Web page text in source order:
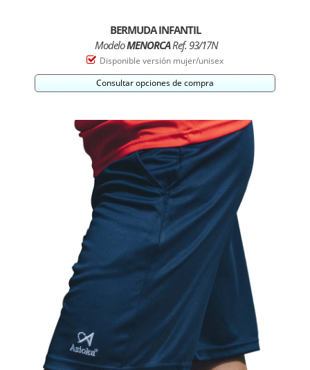
BERMUDA INFANTIL
ModeloMENORCARef. 93/17N
Disponible versión mujer/unisex
Consultar opciones de compra